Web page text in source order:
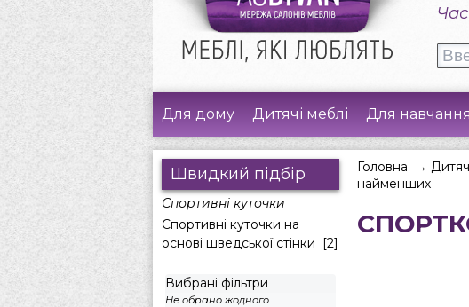
Для дому Дитячі меблі Для навчання
Швидкий підбір
Спортивні куточки
Спортивні куточки на
основі шведської стінки [2]
Вибрані фільтри
Не обрано жодного
Головна →
найменших